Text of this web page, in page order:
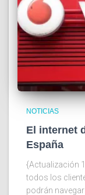
NOTICIAS
El internet
España
{Actualización
todos los
podrán